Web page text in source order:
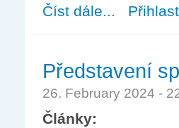
Číst dále... about
Představení
26. February 2024 -
Články: